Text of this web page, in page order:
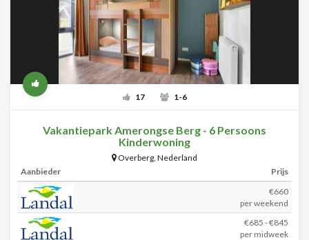
17 1-6
Vakantiepark Amerongse Berg - 6 Persoons
Kinderwoning
Overberg, Nederland
Aanbieder
Prijs
€660
per weekend
€685 - €845
per midweek